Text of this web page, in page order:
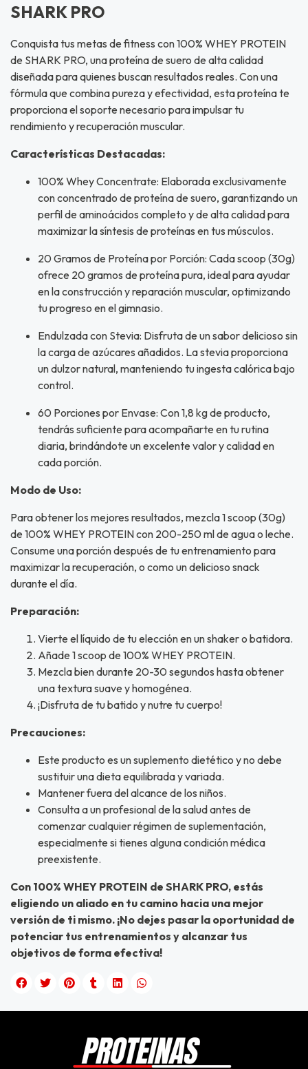
SHARK PRO
Conquista tus metas de fitness con 100% WHEY PROTEIN
de SHARK PRO, una proteína de suero de alta calidad
diseñada para quienes buscan resultados reales. Con una
fórmula que combina pureza y efectividad, esta proteína te
proporciona el soporte necesario para impulsar tu
rendimiento y recuperación muscular.
Características Destacadas:
100% Whey Concentrate: Elaborada exclusivamente
con concentrado de proteína de suero, garantizando un
perfil de aminoácidos completo y de alta calidad para
maximizar la síntesis de proteínas en tus músculos.
20 Gramos de Proteína por Porción: Cada scoop (30g)
ofrece 20 gramos de proteína pura, ideal para ayudar
en la construcción y reparación muscular, optimizando
tu progreso en el gimnasio.
Endulzada con Stevia: Disfruta de un sabor delicioso sin
la carga de azúcares añadidos. La stevia proporciona
un dulzor natural, manteniendo tu ingesta calórica bajo
control.
60 Porciones por Envase: Con 1,8 kg de producto,
tendrás suficiente para acompañarte en tu rutina
diaria, brindándote un excelente valor y calidad en
cada porción.
Modo de Uso:
Para obtener los mejores resultados, mezcla 1 scoop (30g)
de 100% WHEY PROTEIN con 200-250 ml de agua o leche.
Consume una porción después de tu entrenamiento para
maximizar la recuperación, o como un delicioso snack
durante el día.
Preparación:
Vierte el líquido de tu elección en un shaker o batidora.
Añade 1 scoop de 100% WHEY PROTEIN.
Mezcla bien durante 20-30 segundos hasta obtener
una textura suave y homogénea.
¡Disfruta de tu batido y nutre tu cuerpo!
Precauciones:
Este producto es un suplemento dietético y no debe
sustituir una dieta equilibrada y variada.
Mantener fuera del alcance de los niños.
Consulta a un profesional de la salud antes de
comenzar cualquier régimen de suplementación,
especialmente si tienes alguna condición médica
preexistente.
Con 100% WHEY PROTEIN de SHARK PRO, estás
eligiendo un aliado en tu camino hacia una mejor
versión de ti mismo. ¡No dejes pasar la oportunidad de
potenciar tus entrenamientos y alcanzar tus
objetivos de forma efectiva!